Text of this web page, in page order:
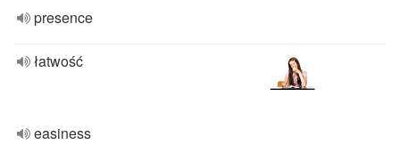
presence
łatwość
easiness